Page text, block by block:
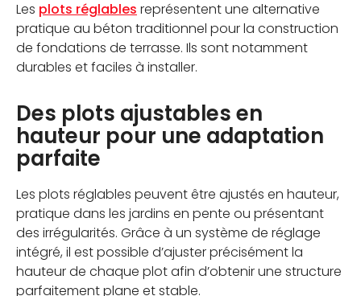
Les plots réglables représentent une alternative
pratique au béton traditionnel pour la construction
de fondations de terrasse. Ils sont notamment
durables et faciles à installer.
Des plots ajustables en
hauteur pour une adaptation
parfaite
Les plots réglables peuvent être ajustés en hauteur,
pratique dans les jardins en pente ou présentant
des irrégularités. Grâce à un système de réglage
intégré, il est possible d’ajuster précisément la
hauteur de chaque plot afin d’obtenir une structure
parfaitement plane et stable.